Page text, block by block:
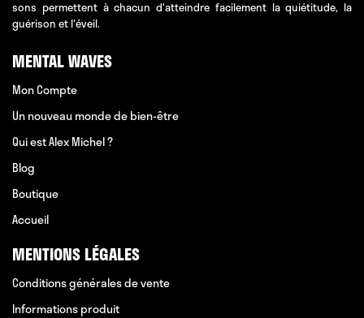
sons permettent à chacun d'atteindre facilement la quiétitude, la
guérison et l'éveil.
MENTAL WAVES
Mon Compte
Un nouveau monde de bien-être
Qui est Alex Michel ?
Blog
Boutique
Accueil
MENTIONS LÉGALES
Conditions générales de vente
Informations produit